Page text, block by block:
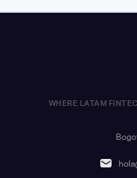
WHERE LATAM